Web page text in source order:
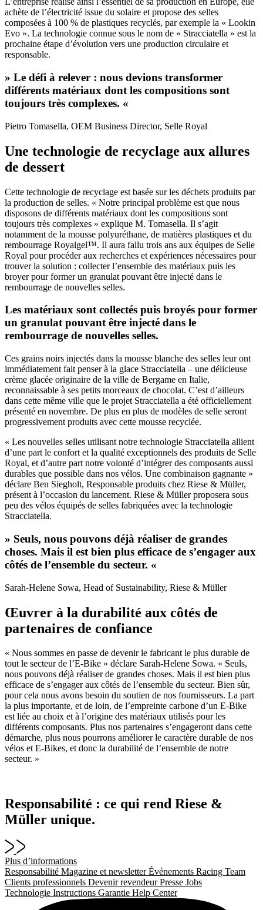
achète de l’électricité issue du solaire et propose des selles
composées à 100 % de plastiques recyclés, par exemple la « Lookin
Evo ». La technologie connue sous le nom de « Stracciatella » est la
prochaine étape d’évolution vers une production circulaire et
responsable.
» Le défi à relever : nous devions transformer
différents matériaux dont les compositions sont
toujours très complexes. «
Pietro Tomasella, OEM Business Director, Selle Royal
Une technologie de recyclage aux allures
de dessert
Cette technologie de recyclage est basée sur les déchets produits par
la production de selles. « Notre principal problème est que nous
disposons de différents matériaux dont les compositions sont
toujours très complexes » explique M. Tomasella. Il s’agit
notamment de la mousse polyuréthane, de matières plastiques et du
rembourrage Royalgel™. Il aura fallu trois ans aux équipes de Selle
Royal pour procéder aux recherches et expériences nécessaires pour
trouver la solution : collecter l’ensemble des matériaux puis les
broyer pour former un granulat pouvant être injecté dans le
rembourrage de nouvelles selles.
Les matériaux sont collectés puis broyés pour former
un granulat pouvant être injecté dans le
rembourrage de nouvelles selles.
Ces grains noirs injectés dans la mousse blanche des selles leur ont
immédiatement fait penser à la glace Stracciatella – une délicieuse
crème glacée originaire de la ville de Bergame en Italie,
reconnaissable à ses petits morceaux de chocolat. C’est d’ailleurs
dans cette même ville que le projet Stracciatella a été officiellement
présenté en novembre. De plus en plus de modèles de selle seront
progressivement produits avec cette mousse recyclée.
« Les nouvelles selles utilisant notre technologie Stracciatella allient
d’une part le confort et la qualité exceptionnels des produits de Selle
Royal, et d’autre part notre volonté d’intégrer des composants aussi
durables que possible dans nos vélos. Une combinaison gagnante »
déclare Ben Siegholt, Responsable produits chez Riese & Müller,
présent à l’occasion du lancement. Riese & Müller proposera sous
peu des vélos équipés de selles fabriquées avec la technologie
Stracciatella.
» Seuls, nous pouvons déjà réaliser de grandes
choses. Mais il est bien plus efficace de s’engager aux
côtés de l’ensemble du secteur. «
Sarah-Helene Sowa, Head of Sustainability, Riese & Müller
Œuvrer à la durabilité aux côtés de
partenaires de confiance
« Nous sommes en passe de devenir le fabricant le plus durable de
tout le secteur de l’E-Bike » déclare Sarah-Helene Sowa. « Seuls,
nous pouvons déjà réaliser de grandes choses. Mais il est bien plus
efficace de s’engager aux côtés de l’ensemble du secteur. Bien sûr,
pour cela nous avons besoin du soutien de nos fournisseurs. La part
la plus importante, et de loin, de l’empreinte carbone d’un E-Bike
est liée au choix et à l’origine des matériaux utilisés pour les
différents composants. Plus nos partenaires s’engageront dans cette
démarche, plus nous pourrons améliorer le caractère durable de nos
vélos et E-Bikes, et donc la durabilité de l’ensemble de notre
secteur. »
Responsabilité : ce qui rend Riese &
Müller unique.
Plus d’informations
Responsabilité Magazine et newsletterÉvénements Racing Team
Clients professionnels Devenir revendeurPresse Jobs
Technologie Instructions Garantie Help Center